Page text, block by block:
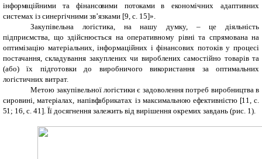
інформаційнимитафінансовими потокамив економічних адаптивних
системах із синергічними зв’язками [9, с. 15]».
Закупівельна логістика, на нашу думку, – це діяльність
підприємства, що здійснюється на оперативному рівні та спрямована на
оптимізацію матеріальних, інформаційних і фінансових потоків у процесі
постачання, складування закуплених чи вироблених самостійно товарів та
(або) їх підготовки до виробничого використання за оптимальних
логістичних витрат.
Метою закупівельної логістики є задоволення потреб виробництва в
сировині, матеріалах, напівфабрикатах із максимальною ефективністю [11, с.
51; 16, с. 41]. Її досягнення залежить від вирішення окремих завдань (рис. 1).